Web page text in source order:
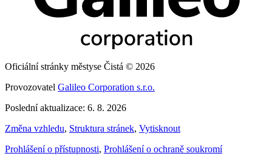
Oficiální stránky městyse Čistá © 2026
Provozovatel Galileo Corporation s.r.o.
Poslední aktualizace: 6. 8. 2026
Změna vzhledu, Struktura stránek, Vytisknout
Prohlášení o přístupnosti, Prohlášení o ochraně soukromí